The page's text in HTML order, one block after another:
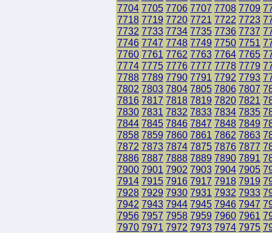
7704 7705 7706 7707 7708 7709
7718 7719 7720 7721 7722 7723
7732 7733 7734 7735 7736 7737
7746 7747 7748 7749 7750 7751
7760 7761 7762 7763 7764 7765
7774 7775 7776 7777 7778 7779
7788 7789 7790 7791 7792 7793
7802 7803 7804 7805 7806 7807
7816 7817 7818 7819 7820 7821
7830 7831 7832 7833 7834 7835
7844 7845 7846 7847 7848 7849
7858 7859 7860 7861 7862 7863
7872 7873 7874 7875 7876 7877
7886 7887 7888 7889 7890 7891
7900 7901 7902 7903 7904 7905
7914 7915 7916 7917 7918 7919
7928 7929 7930 7931 7932 7933
7942 7943 7944 7945 7946 7947
7956 7957 7958 7959 7960 7961
7970 7971 7972 7973 7974 7975